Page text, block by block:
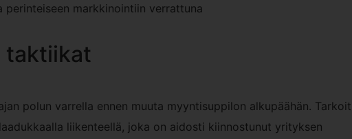
markkinointiin verrattuna
taktiikat
polun varrella ennen muuta myyntisuppilon alkupäähän.
liikenteellä, joka on aidosti kiinnostunut yrityksen